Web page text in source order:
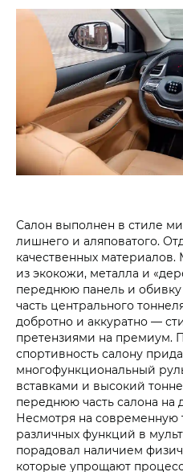
Салон выполнен в стиле
лишнего и аляповатого.
качественных материалов.
из экокожи, металла и
переднюю панель и
часть центрального
добротно и аккуратно —
претензиями на премиум.
спортивность салону
многофункциональный
вставками и высокий
переднюю часть салона на
Несмотря на современную
различных функций в
порадовал наличием
которые упрощают